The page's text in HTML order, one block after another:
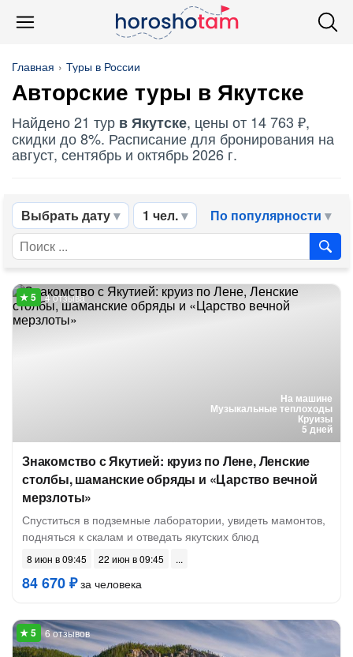
Главная Туры в России
Авторские туры в Якутске
Найдено 21 тур в Якутске, цены от 14 763 ₽,
скидки до 8%. Расписание для бронирования на
август, сентябрь и октябрь 2026 г.
Выбрать дату 1 чел. По популярности
На машине
Музыкальные теплоходы
Круизы
5 дней
4 отзыва
Знакомство с Якутией: круиз по Лене, Ленские
столбы, шаманские обряды и «Царство вечной
мерзлоты»
Спуститься в подземные лаборатории, увидеть мамонтов,
подняться к скалам и отведать якутских блюд
8 июн в 09:45 22 июн в 09:45
84 670 ₽за человека
6 отзывов